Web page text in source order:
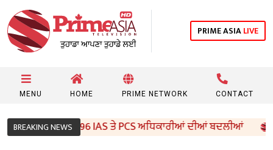
PRIME ASIALIVE
MENU HOME PRIME NETWORK CONTACT
BREAKING NEWS
ਸਰਕਾਰ ਵੱਲੋਂ 96 IAS ਤੇ PCS ਅਧਿਕਾਰੀਆਂ ਦੀਆਂ ਬਦਲੀਆਂ